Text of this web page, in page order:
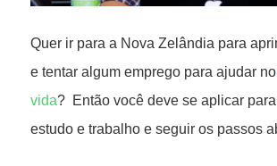
Quer ir para a Nova Zelândia para
e tentar algum emprego para ajudar no
vida? Então você deve se aplicar
estudo e trabalho e seguir os passos